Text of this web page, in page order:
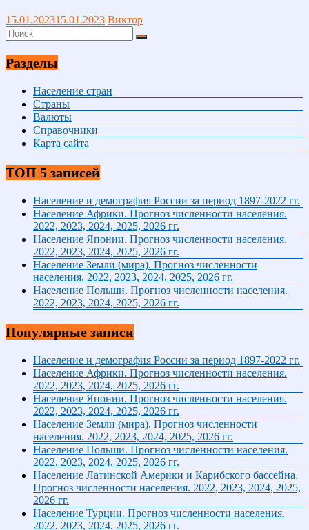
15.01.202315.01.2023 Виктор
Разделы
Население стран
Страны
Валюты
Справочники
Карта сайта
ТОП 5 записей
Население и демография России за период 1897-2022 гг.
Население Африки. Прогноз численности населения.
2022, 2023, 2024, 2025, 2026 гг.
Население Японии. Прогноз численности населения.
2022, 2023, 2024, 2025, 2026 гг.
Население Земли (мира). Прогноз численности
населения. 2022, 2023, 2024, 2025, 2026 гг.
Население Польши. Прогноз численности населения.
2022, 2023, 2024, 2025, 2026 гг.
Популярные записи
Население и демография России за период 1897-2022 гг.
Население Африки. Прогноз численности населения.
2022, 2023, 2024, 2025, 2026 гг.
Население Японии. Прогноз численности населения.
2022, 2023, 2024, 2025, 2026 гг.
Население Земли (мира). Прогноз численности
населения. 2022, 2023, 2024, 2025, 2026 гг.
Население Польши. Прогноз численности населения.
2022, 2023, 2024, 2025, 2026 гг.
Население Латинской Америки и Карибского бассейна.
Прогноз численности населения. 2022, 2023, 2024, 2025,
2026 гг.
Население Турции. Прогноз численности населения.
2022, 2023, 2024, 2025, 2026 гг.